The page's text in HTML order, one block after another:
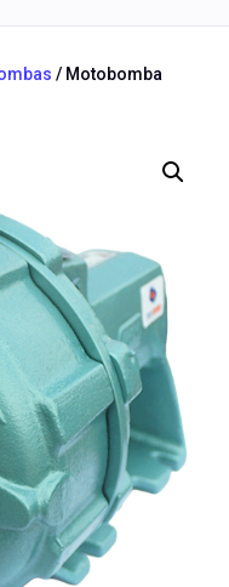
/ Motobomba